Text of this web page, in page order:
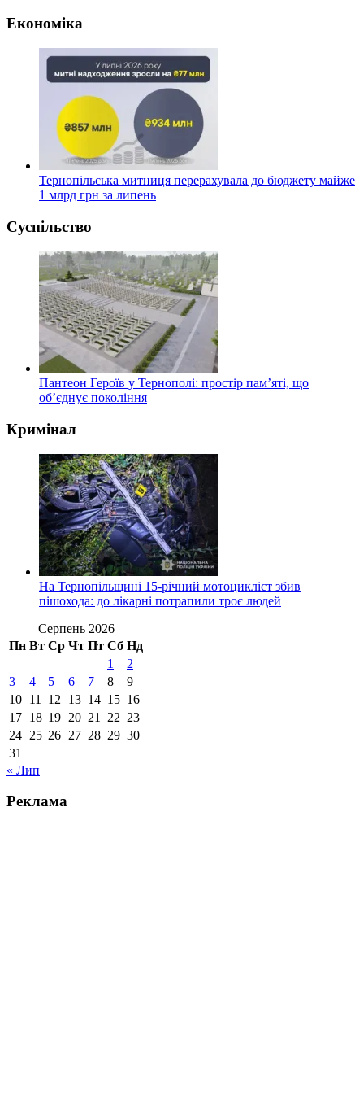
Економіка
Тернопільська митниця перерахувала до бюджету майже
1 млрд грн за липень
Суспільство
Пантеон Героїв у Тернополі: простір пам’яті, що
об’єднує покоління
Кримінал
На Тернопільщині 15-річний мотоцикліст збив
пішохода: до лікарні потрапили троє людей
Серпень 2026
Пн Вт Ср Чт Пт Сб Нд
1
2
3
4 5 6 7 8
9
10 11 12 13 14 15 16
17 18 19 20 21 22 23
24 25 26 27 28 29 30
31
« Лип
Реклама